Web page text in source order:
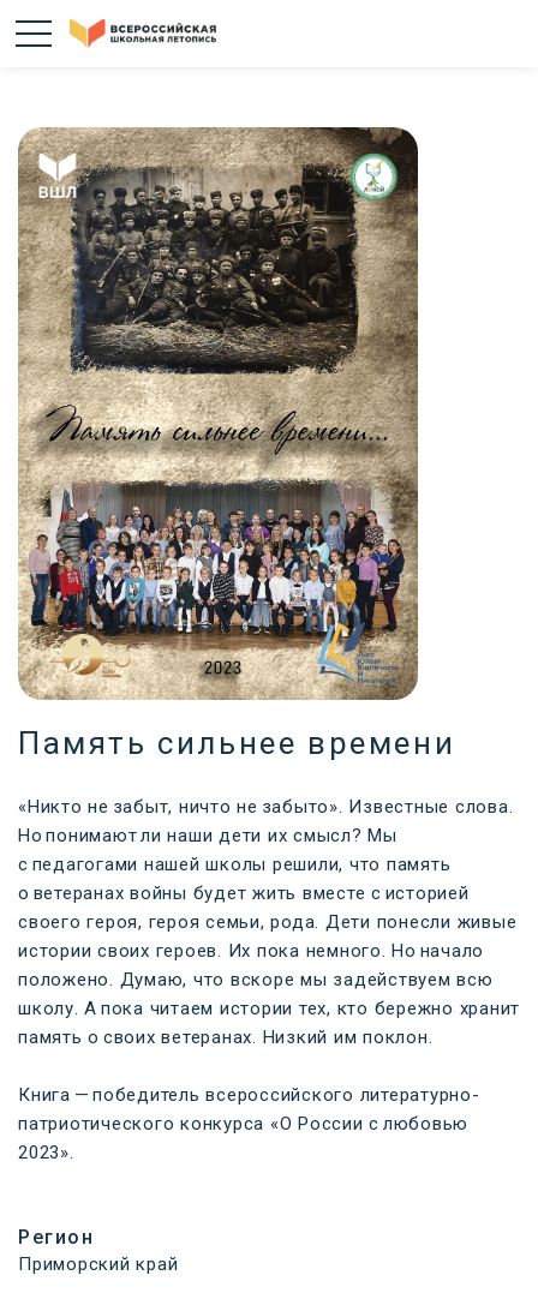
Память сильнее времени
«Никто не забыт, ничто не забыто». Известные слова.
Но понимают ли наши дети их смысл? Мы
с педагогами нашей школы решили, что память
о ветеранах войны будет жить вместе с историей
своего героя, героя семьи, рода. Дети понесли живые
истории своих героев. Их пока немного. Но начало
положено. Думаю, что вскоре мы задействуем всю
школу. А пока читаем истории тех, кто бережно хранит
память о своих ветеранах. Низкий им поклон.
Книга — победитель всероссийского литературно-
патриотического конкурса «О России с любовью
2023».
Регион
Приморский край